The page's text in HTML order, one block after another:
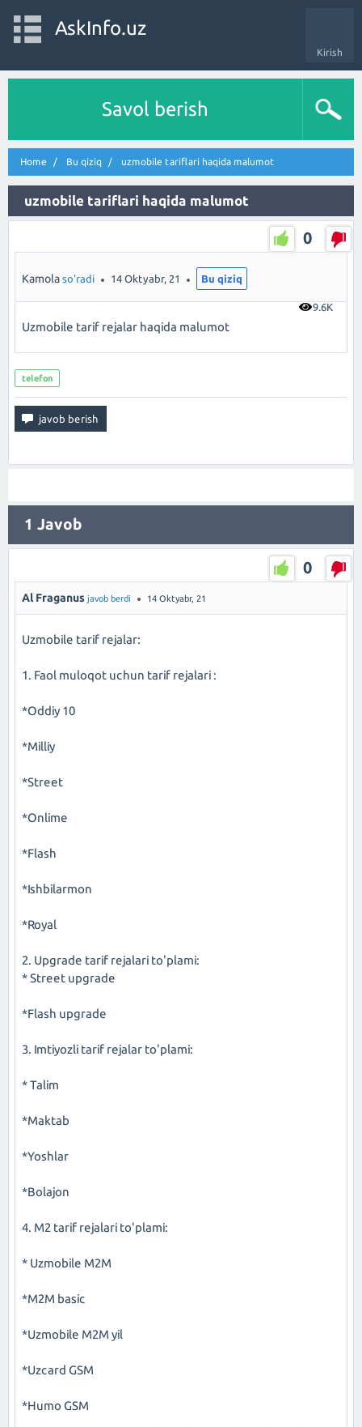
Kirish
AskInfo.uz
Savol berish
Home Bu qiziq uzmobile tariflari haqida malumot
uzmobile tariflari haqida malumot
0
9.6K
Kamola so'radi 14 Oktyabr, 21 Bu qiziq
Uzmobile tarif rejalar haqida malumot
telefon
1 Javob
0
Al Fraganus javob berdi 14 Oktyabr, 21
Uzmobile tarif rejalar:
1. Faol muloqot uchun tarif rejalari :
*Oddiy 10
*Milliy
*Street
*Onlime
*Flash
*Ishbilarmon
*Royal
2. Upgrade tarif rejalari to'plami:
* Street upgrade
*Flash upgrade
3. Imtiyozli tarif rejalar to'plami:
* Talim
*Maktab
*Yoshlar
*Bolajon
4. M2 tarif rejalari to'plami:
* Uzmobile M2M
*M2M basic
*Uzmobile M2M yil
*Uzcard GSM
*Humo GSM